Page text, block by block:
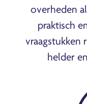
overheden
praktisch
vraagstukken
helder